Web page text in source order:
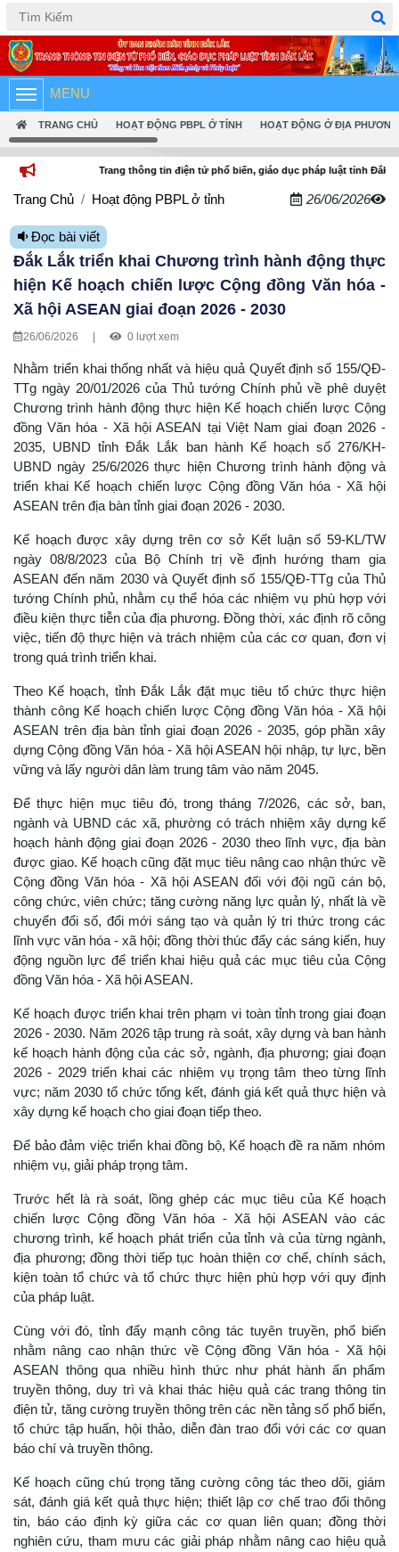
Tiếng Việt English
MENU
TRANG CHỦ HOẠT ĐỘNG PBPL Ở TỈNH HOẠT ĐỘNG Ở ĐỊA PHƯƠNG
Trang thông tin điện tử phổ biến, giáo dục pháp luật tỉnh Đắk Lắk
Trang Chủ Hoạt động PBPL ở tỉnh 26/06/2026
Đọc bài viết
Đắk Lắk triển khai Chương trình hành động thực
hiện Kế hoạch chiến lược Cộng đồng Văn hóa -
Xã hội ASEAN giai đoạn 2026 - 2030
26/06/2026 0 lượt xem
Nhằm triển khai thống nhất và hiệu quả Quyết định số 155/QĐ-
TTg ngày 20/01/2026 của Thủ tướng Chính phủ về phê duyệt
Chương trình hành động thực hiện Kế hoạch chiến lược Cộng
đồng Văn hóa - Xã hội ASEAN tại Việt Nam giai đoạn 2026 -
2035, UBND tỉnh Đắk Lắk ban hành Kế hoạch số 276/KH-
UBND ngày 25/6/2026 thực hiện Chương trình hành động và
triển khai Kế hoạch chiến lược Cộng đồng Văn hóa - Xã hội
ASEAN trên địa bàn tỉnh giai đoạn 2026 - 2030.
Kế hoạch được xây dựng trên cơ sở Kết luận số 59-KL/TW
ngày 08/8/2023 của Bộ Chính trị về định hướng tham gia
ASEAN đến năm 2030 và Quyết định số 155/QĐ-TTg của Thủ
tướng Chính phủ, nhằm cụ thể hóa các nhiệm vụ phù hợp với
điều kiện thực tiễn của địa phương. Đồng thời, xác định rõ công
việc, tiến độ thực hiện và trách nhiệm của các cơ quan, đơn vị
trong quá trình triển khai.
Theo Kế hoạch, tỉnh Đắk Lắk đặt mục tiêu tổ chức thực hiện
thành công Kế hoạch chiến lược Cộng đồng Văn hóa - Xã hội
ASEAN trên địa bàn tỉnh giai đoạn 2026 - 2035, góp phần xây
dựng Cộng đồng Văn hóa - Xã hội ASEAN hội nhập, tự lực, bền
vững và lấy người dân làm trung tâm vào năm 2045.
Để thực hiện mục tiêu đó, trong tháng 7/2026, các sở, ban,
ngành và UBND các xã, phường có trách nhiệm xây dựng kế
hoạch hành động giai đoạn 2026 - 2030 theo lĩnh vực, địa bàn
được giao. Kế hoạch cũng đặt mục tiêu nâng cao nhận thức về
Cộng đồng Văn hóa - Xã hội ASEAN đối với đội ngũ cán bộ,
công chức, viên chức; tăng cường năng lực quản lý, nhất là về
chuyển đổi số, đổi mới sáng tạo và quản lý tri thức trong các
lĩnh vực văn hóa - xã hội; đồng thời thúc đẩy các sáng kiến, huy
động nguồn lực để triển khai hiệu quả các mục tiêu của Cộng
đồng Văn hóa - Xã hội ASEAN.
Kế hoạch được triển khai trên phạm vi toàn tỉnh trong giai đoạn
2026 - 2030. Năm 2026 tập trung rà soát, xây dựng và ban hành
kế hoạch hành động của các sở, ngành, địa phương; giai đoạn
2026 - 2029 triển khai các nhiệm vụ trọng tâm theo từng lĩnh
vực; năm 2030 tổ chức tổng kết, đánh giá kết quả thực hiện và
xây dựng kế hoạch cho giai đoạn tiếp theo.
Để bảo đảm việc triển khai đồng bộ, Kế hoạch đề ra năm nhóm
nhiệm vụ, giải pháp trọng tâm.
Trước hết là rà soát, lồng ghép các mục tiêu của Kế hoạch
chiến lược Cộng đồng Văn hóa - Xã hội ASEAN vào các
chương trình, kế hoạch phát triển của tỉnh và của từng ngành,
địa phương; đồng thời tiếp tục hoàn thiện cơ chế, chính sách,
kiện toàn tổ chức và tổ chức thực hiện phù hợp với quy định
của pháp luật.
Cùng với đó, tỉnh đẩy mạnh công tác tuyên truyền, phổ biến
nhằm nâng cao nhận thức về Cộng đồng Văn hóa - Xã hội
ASEAN thông qua nhiều hình thức như phát hành ấn phẩm
truyền thông, duy trì và khai thác hiệu quả các trang thông tin
điện tử, tăng cường truyền thông trên các nền tảng số phổ biến,
tổ chức tập huấn, hội thảo, diễn đàn trao đổi với các cơ quan
báo chí và truyền thông.
Kế hoạch cũng chú trọng tăng cường công tác theo dõi, giám
sát, đánh giá kết quả thực hiện; thiết lập cơ chế trao đổi thông
tin, báo cáo định kỳ giữa các cơ quan liên quan; đồng thời
nghiên cứu, tham mưu các giải pháp nhằm nâng cao hiệu quả